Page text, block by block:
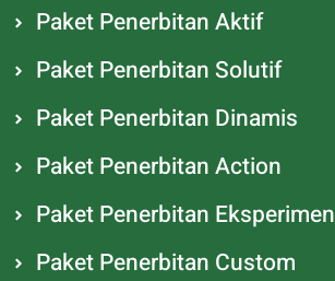
Paket Penerbitan Aktif
Paket Penerbitan Solutif
Paket Penerbitan Dinamis
Paket Penerbitan Action
Paket Penerbitan Eksperimen
Paket Penerbitan Custom